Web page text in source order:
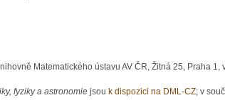
Matematického ústavu AV ČR, Žitná 25, Praha 1,
fyziky a astronomie jsou k dispozici na DML-CZ; v